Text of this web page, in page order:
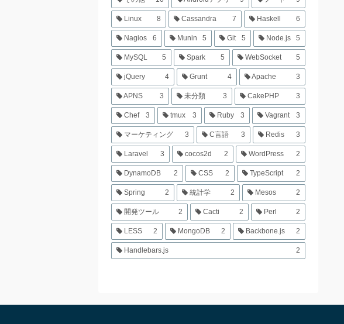
Linux 8 Cassandra 7 Haskell 6
Nagios 6 Munin 5 Git 5 Node.js 5
MySQL 5 Spark 5 WebSocket 5
jQuery 4 Grunt 4 Apache 3
APNS 3 未分類 3 CakePHP 3
Chef 3 tmux 3 Ruby 3 Vagrant 3
マーケティング 3 C言語 3 Redis 3
Laravel 3 cocos2d 2 WordPress 2
DynamoDB 2 CSS 2 TypeScript 2
Spring 2 統計学 2 Mesos 2
開発ツール 2 Cacti 2 Perl 2
LESS 2 MongoDB 2 Backbone.js 2
Handlebars.js 2